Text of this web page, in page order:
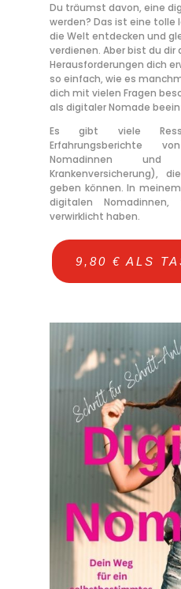
Du träumst davon, eine
werden? Das ist eine tolle
die Welt entdecken und
verdienen. Aber bist du dir
Herausforderungen dich
so einfach, wie es
dich mit vielen Fragen
als digitaler Nomade
Es gibt viele
Erfahrungsberichte
Nomadinnen und
Krankenversicherung),
geben können. In
digitalen
verwirklicht haben.
9,80 € ALS